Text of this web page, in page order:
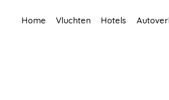
Home Vluchten Hotels